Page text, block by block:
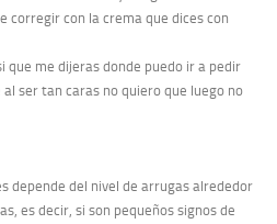
corregir con la crema que dices con
que me dijeras donde puedo ir a pedir
ser tan caras no quiero que luego no
depende del nivel de arrugas alrededor
es decir, si son pequeños signos de